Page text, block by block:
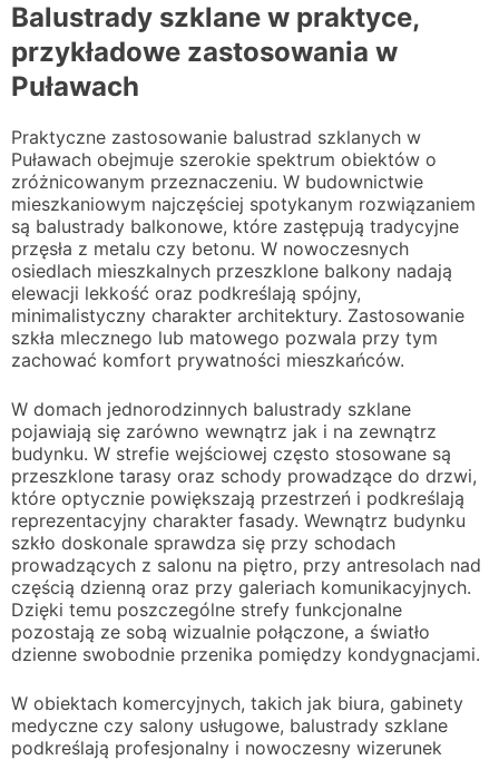
Balustrady szklane w praktyce,
przykładowe zastosowania w
Puławach
Praktyczne zastosowanie balustrad szklanych w
Puławach obejmuje szerokie spektrum obiektów o
zróżnicowanym przeznaczeniu. W budownictwie
mieszkaniowym najczęściej spotykanym rozwiązaniem
są balustrady balkonowe, które zastępują tradycyjne
przęsła z metalu czy betonu. W nowoczesnych
osiedlach mieszkalnych przeszklone balkony nadają
elewacji lekkość oraz podkreślają spójny,
minimalistyczny charakter architektury. Zastosowanie
szkła mlecznego lub matowego pozwala przy tym
zachować komfort prywatności mieszkańców.
W domach jednorodzinnych balustrady szklane
pojawiają się zarówno wewnątrz jak i na zewnątrz
budynku. W strefie wejściowej często stosowane są
przeszklone tarasy oraz schody prowadzące do drzwi,
które optycznie powiększają przestrzeń i podkreślają
reprezentacyjny charakter fasady. Wewnątrz budynku
szkło doskonale sprawdza się przy schodach
prowadzących z salonu na piętro, przy antresolach nad
częścią dzienną oraz przy galeriach komunikacyjnych.
Dzięki temu poszczególne strefy funkcjonalne
pozostają ze sobą wizualnie połączone, a światło
dzienne swobodnie przenika pomiędzy kondygnacjami.
W obiektach komercyjnych, takich jak biura, gabinety
medyczne czy salony usługowe, balustrady szklane
podkreślają profesjonalny i nowoczesny wizerunek